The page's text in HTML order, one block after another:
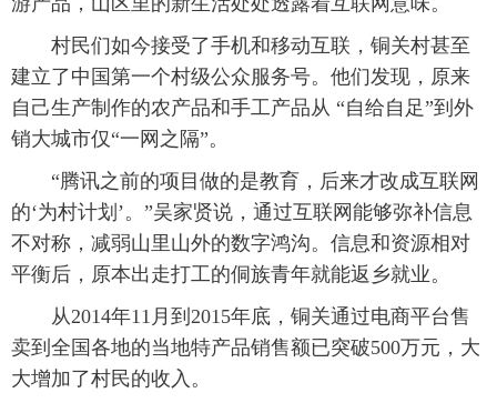
村民们如今接受了手机和移动互联，铜关村甚至
建立了中国第一个村级公众服务号。他们发现，原来
自己生产制作的农产品和手工产品从 “自给自足”到外
销大城市仅“一网之隔”。
“腾讯之前的项目做的是教育，后来才改成互联网
的‘为村计划’。”吴家贤说，通过互联网能够弥补信息
不对称，减弱山里山外的数字鸿沟。信息和资源相对
平衡后，原本出走打工的侗族青年就能返乡就业。
从2014年11月到2015年底，铜关通过电商平台售
卖到全国各地的当地特产品销售额已突破500万元，大
大增加了村民的收入。